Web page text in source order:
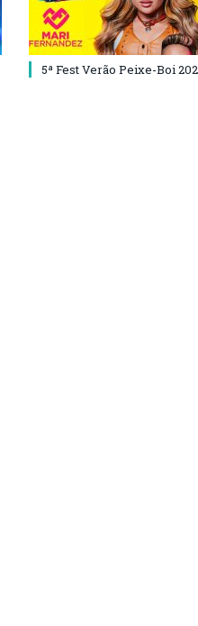
5ª Fest Verão Peixe-Boi